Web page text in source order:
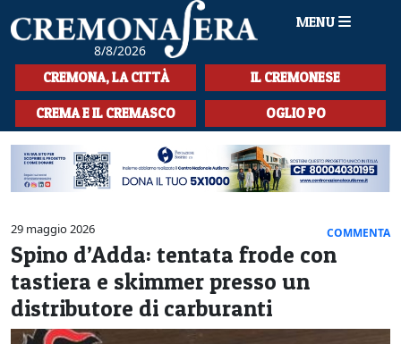
8/8/2026
MENU
HOME
CRONACA
SPORT
LA MUSICA
CULTURA
LA STORIA
SPETTACOLI
L'EDITORIALE
CREMONA, LA CITTÀ IL CREMONESE
CREMA E IL CREMASCO OGLIO PO
29 maggio 2026 COMMENTA
Spino d’Adda: tentata frode con
tastiera e skimmer presso un
distributore di carburanti